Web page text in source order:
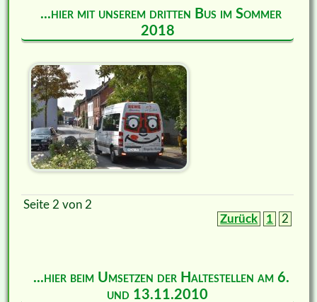
...hier mit unserem dritten Bus im Sommer
2018
Seite 2 von 2
Zurück
1 2
...hier beim Umsetzen der Haltestellen am 6.
und 13.11.2010